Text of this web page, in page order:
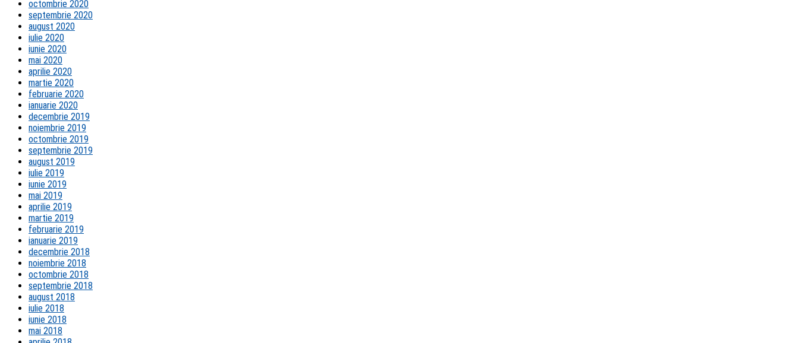
octombrie 2020
septembrie 2020
august 2020
iulie 2020
iunie 2020
mai 2020
aprilie 2020
martie 2020
februarie 2020
ianuarie 2020
decembrie 2019
noiembrie 2019
octombrie 2019
septembrie 2019
august 2019
iulie 2019
iunie 2019
mai 2019
aprilie 2019
martie 2019
februarie 2019
ianuarie 2019
decembrie 2018
noiembrie 2018
octombrie 2018
septembrie 2018
august 2018
iulie 2018
iunie 2018
mai 2018